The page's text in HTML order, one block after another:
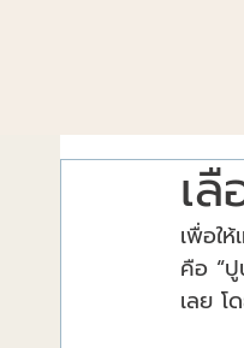
เ
เพื่อใ
คือ “ปู
เลย โ